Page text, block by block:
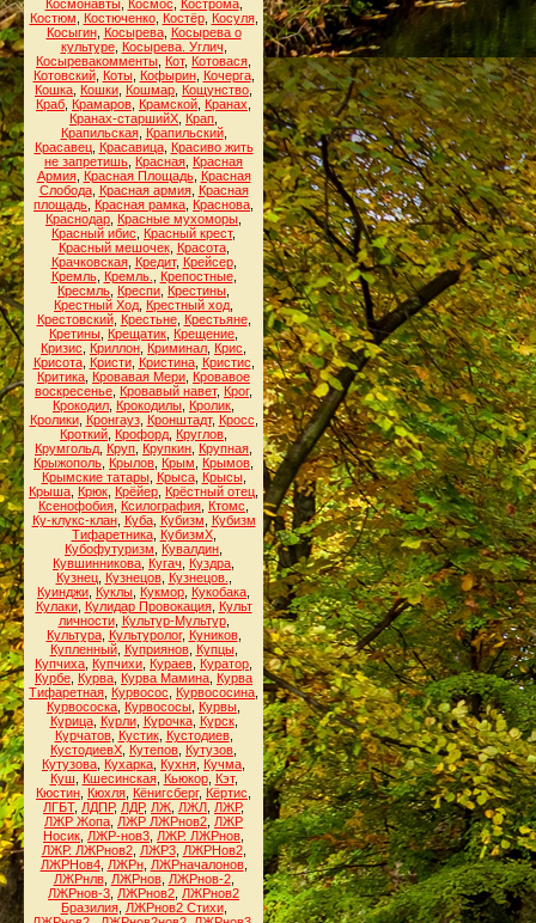
Космонавты, Космос Кострома,
Костюм
Костюченко, Костёр, Косуля,
Косыгин, Косырева, Косырева о
культуре, Косырева. Углич
Косыревакомменты Кот, Котовася
Котовский, Коты, Кофырин, Кочерга,
Кошка Кошки Кошмар Кощунство
Краб Крамаров Крамской Кранах
Кранах-старшийХ Крап
Крапильская, Крапильский,
Красавец, Красавица, Красиво жить
не запретишь Красная Красная
Армия, Красная Площадь, Красная
Слобода, Красная армия, Красная
площадь Красная рамка Краснова
Краснодар Красные мухоморы
Красный ибис
Красный крест,
Красный мешочек, Красота,
Крачковская, Кредит, Крейсер,
Кремль, Кремль. Крепостные,
Кресмль Креспи Крестины
Крестный Ход Крестный ход
Крестовский, Крестьне, Крестьяне,
Кретины Крещатик Крещение
Кризис
Криллон Криминал Крис
Крисота, Кристи, Кристина, Кристис
Критика Кровавая Мери Кровавое
воскресенье Кровавый навет, Крог,
Крокодил Крокодилы Кролик
Кролики, Кронгауз, Кронштадт, Кросс
Кроткий Крофорд Круглов
Крумгольд Круп Крупкин Крупная
Крыжополь Крылов Крым Крымов
Крымские татары, Крыса, Крысы,
Крыша Крюк Крёйер Крёстный отец
Ксенофобия Ксилография Ктомс
Ку-клукс-клан, Куба, Кубизм
Кубизм
Тифаретника, КубизмХ,
Кубофутуризм
Кувалдин
Кувшинникова Кугач Куздра
Кузнец, Кузнецов, Кузнецов.
Куинджи Куклы Кукмор Кукобака
Кулаки, Кулидар Провокация, Культ
личности, Культур-Мультур,
Культура, Культуролог, Куников,
Купленный, Куприянов, Купцы,
Купчиха Купчихи Кураев Куратор
Курбе Курва Курва Мамина Курва
Тифаретная Курвосос Курвососина
Курвососка Курвососы Курвы
Курица, Курли, Курочка, Курск,
Курчатов, Кустик, Кустодиев,
КустодиевХ Кутепов Кутузов
Кутузова Кухарка Кухня Кучма
Куш
Кшесинская, Кьюкор, Кэт,
Кюстин Кюхля Кёнигсберг, Кёртис
ЛГБТ, ЛДПР, ЛДР, ЛЖ ЛЖЛ ЛЖР,
ЛЖР Жопа ЛЖР ЛЖРнов2 ЛЖР
Носик ЛЖР-нов3 ЛЖР. ЛЖРнов
ЛЖР. ЛЖРнов2, ЛЖР3, ЛЖРНов2,
ЛЖРНов4, ЛЖРн, ЛЖРначалонов,
ЛЖРнлв, ЛЖРнов, ЛЖРнов-2,
ЛЖРнов-3 ЛЖРнов2 ЛЖРнов2
Бразилия, ЛЖРнов2 Стихи,